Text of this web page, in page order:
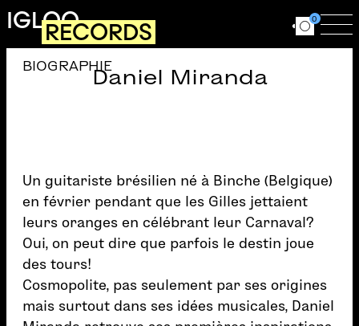
Aller au contenu principal
IGLOORECORDS Ouvrir le
0
Daniel Miranda
BIOGRAPHIE
Un guitariste brésilien né à Binche (Belgique)
en février pendant que les Gilles jettaient
leurs oranges en célébrant leur Carnaval?
Oui, on peut dire que parfois le destin joue
des tours!
Cosmopolite, pas seulement par ses origines
mais surtout dans ses idées musicales, Daniel